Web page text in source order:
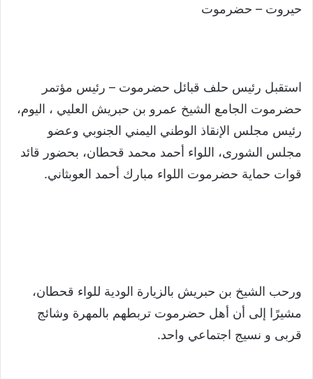
حيروت – حضرموت
استقبل رئيس حلف قبائل حضرموت – رئيس مؤتمر
حضرموت الجامع الشيخ عمرو بن حبريش العليي ، اليوم،
رئيس مجلس الإنقاذ الوطني اليمني الجنوبي وعضو
مجلس الشورى، اللواء أحمد محمد قحطان، بحضور قائد
قوات حماية حضرموت اللواء مبارك أحمد العوبثاني.
ورحب الشيخ بن حبريش بالزيارة الودية للواء قحطان،
مشيرًا إلى أن أهل حضرموت تربطهم بالمهرة وشائج
قربى و نسيج اجتماعي واحد.